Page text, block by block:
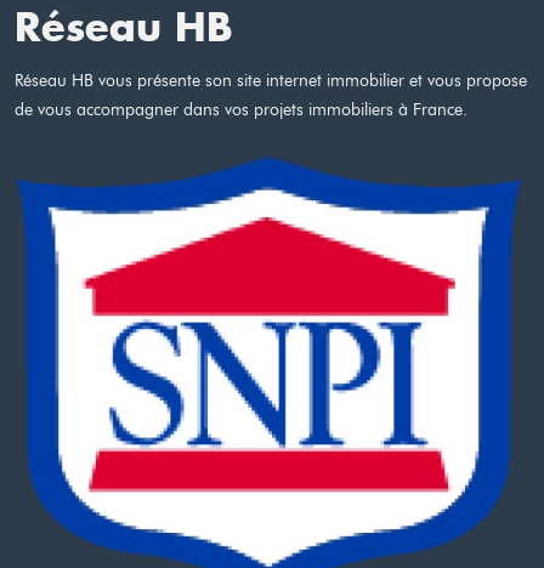
Réseau HB
Réseau HB vous présente son site internet immobilier et vous propose
de vous accompagner dans vos projets immobiliers à France.